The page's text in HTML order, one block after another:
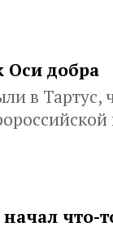
Оси добра
в Тартус,
что-